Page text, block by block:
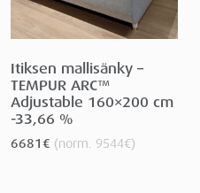
Itiksen mallisänky –
TEMPUR ARC™
Adjustable 160×200 cm
-33,66 %
6681€ (norm. 9544€)